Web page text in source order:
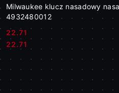
Milwaukee klucz nasadowy
4932480012
Cena:
22.71
Cena:
22.71